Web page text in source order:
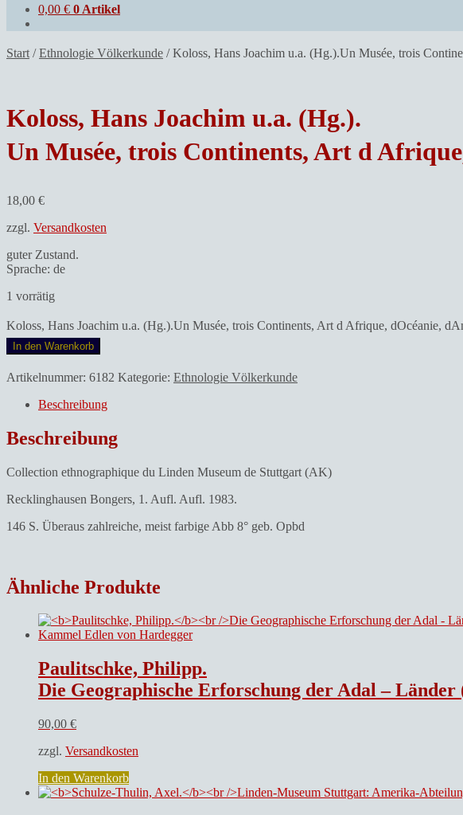
0,00 € 0 Artikel
Start /Ethnologie Völkerkunde /Koloss, Hans Joachim u.a. (Hg.).Un Musée, trois
Koloss, Hans Joachim u.a. (Hg.).
Un Musée, trois Continents, Art d
18,00 €
zzgl. Versandkosten
guter Zustand.
Sprache: de
1 vorrätig
Koloss, Hans Joachim u.a. (Hg.).Un Musée, trois Continents, Art d Afrique, dOcéanie,
In den Warenkorb
Artikelnummer: 6182 Kategorie: Ethnologie Völkerkunde
Beschreibung
Beschreibung
Collection ethnographique du Linden Museum de Stuttgart (AK)
Recklinghausen Bongers, 1. Aufl. Aufl. 1983.
146 S. Überaus zahlreiche, meist farbige Abb 8° geb. Opbd
Ähnliche Produkte
Paulitschke, Philipp.
Die Geographische Erforschung der Adal – Länder (Adâl -Länder) und
90,00 €
zzgl. Versandkosten
In den Warenkorb